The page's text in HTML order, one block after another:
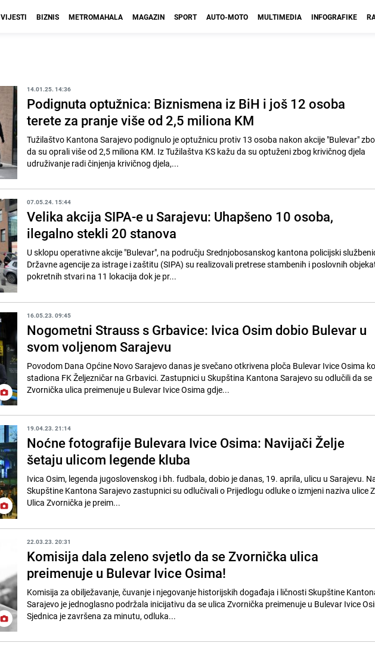
VIJESTI BIZNIS METROMAHALA MAGAZIN SPORT AUTO-MOTO MULTIMEDIA INFOGRAFIKE
14.01.25. 14:36
Podignuta optužnica: Biznismena iz BiH i još 12 osoba
terete za pranje više od 2,5 miliona KM
Tužilaštvo Kantona Sarajevo podignulo je optužnicu protiv 13 osoba nakon akcije "Bulevar"
da su oprali više od 2,5 miliona KM. Iz Tužilaštva KS kažu da su optuženi zbog krivičnog djela
udruživanje radi činjenja krivičnog djela,...
07.05.24. 15:44
Velika akcija SIPA-e u Sarajevu: Uhapšeno 10 osoba,
ilegalno stekli 20 stanova
U sklopu operativne akcije "Bulevar", na području Srednjobosanskog kantona policijski
Državne agencije za istrage i zaštitu (SIPA) su realizovali pretrese stambenih i poslovnih
pokretnih stvari na 11 lokacija dok je pr...
16.05.23. 09:45
Nogometni Strauss s Grbavice: Ivica Osim dobio Bulevar u
svom voljenom Sarajevu
Povodom Dana Općine Novo Sarajevo danas je svečano otkrivena ploča Bulevar Ivice Osima
stadiona FK Željezničar na Grbavici. Zastupnici u Skupština Kantona Sarajevo su odlučili da se
Zvornička ulica preimenuje u Bulevar Ivice Osima gdje...
19.04.23. 21:14
Noćne fotografije Bulevara Ivice Osima: Navijači Želje
šetaju ulicom legende kluba
Ivica Osim, legenda jugoslovenskog i bh. fudbala, dobio je danas, 19. aprila, ulicu u Sarajevu.
Skupštine Kantona Sarajevo zastupnici su odlučivali o Prijedlogu odluke o izmjeni naziva ulice
Ulica Zvornička je preim...
22.03.23. 20:31
Komisija dala zeleno svjetlo da se Zvornička ulica
preimenuje u Bulevar Ivice Osima!
Komisija za obilježavanje, čuvanje i njegovanje historijskih događaja i ličnosti Skupštine
Sarajevo je jednoglasno podržala inicijativu da se ulica Zvornička preimenuje u Bulevar Ivice
Sjednica je završena za minutu, odluka...